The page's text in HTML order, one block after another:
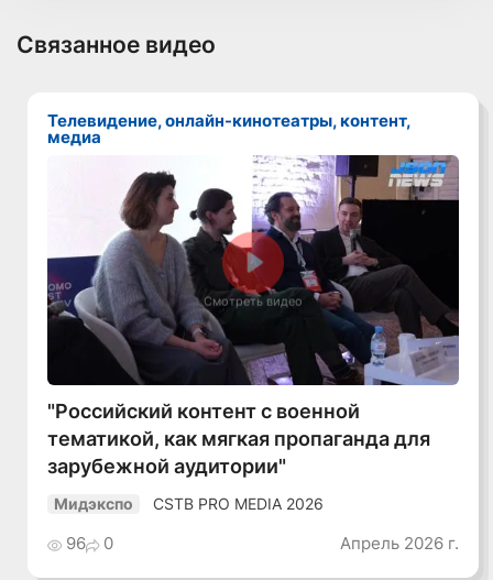
Связанное видео
Телевидение, онлайн-кинотеатры, контент,
медиа
Смотреть видео
"Российский контент с военной
тематикой, как мягкая пропаганда для
зарубежной аудитории"
Мидэкспо CSTB PRO MEDIA 2026
96 0 Апрель 2026 г.